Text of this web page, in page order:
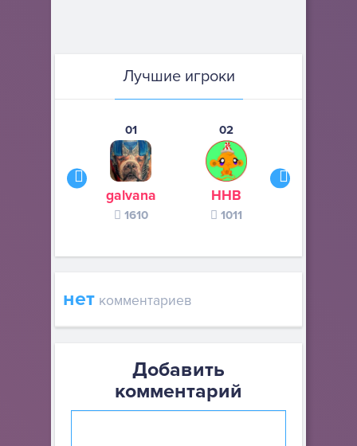
Лучшие игроки
01
galvana
1610
02
ННВ
1011
нет комментариев
Добавить
комментарий